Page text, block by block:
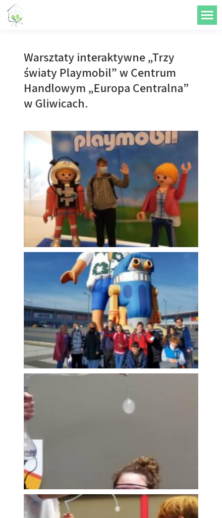
treści
Warsztaty interaktywne „Trzy
światy Playmobil” w Centrum
Handlowym „Europa Centralna”
w Gliwicach.